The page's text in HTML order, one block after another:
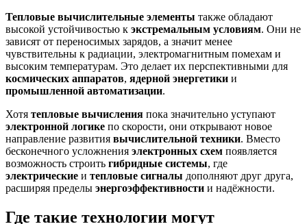
Тепловые вычислительные элементы также обладают
высокой устойчивостью к экстремальным условиям. Они не
зависят от переносимых зарядов, а значит менее
чувствительны к радиации, электромагнитным помехам и
высоким температурам. Это делает их перспективными для
космических аппаратов, ядерной энергетики и
промышленной автоматизации.
Хотя тепловые вычисления пока значительно уступают
электронной логике по скорости, они открывают новое
направление развития вычислительной техники. Вместо
бесконечного усложнения электронных схем появляется
возможность строить гибридные системы, где
электрические и тепловые сигналы дополняют друг друга,
расширяя пределы энергоэффективности и надёжности.
Где такие технологии могут